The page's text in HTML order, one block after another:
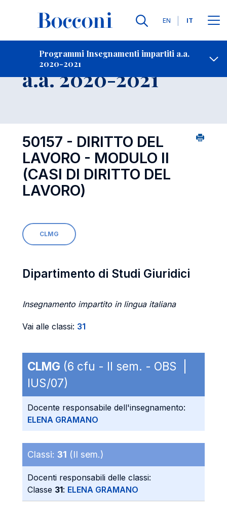
Lingue
EN IT
Programmi Insegnamenti impartiti a.a.
2020-2021
Contatti
Insegnamento
a.a. 2020-2021
50157 - DIRITTO DEL
LAVORO - MODULO II
(CASI DI DIRITTO DEL
LAVORO)
CLMG
Dipartimento di Studi Giuridici
Insegnamento impartito in lingua italiana
Vai alle classi: 31
CLMG (6 cfu - II sem. - OBS |
IUS/07)
Docente responsabile dell'insegnamento:
ELENA GRAMANO
Classi: 31 (II sem.)
Docenti responsabili delle classi:
Classe 31: ELENA GRAMANO